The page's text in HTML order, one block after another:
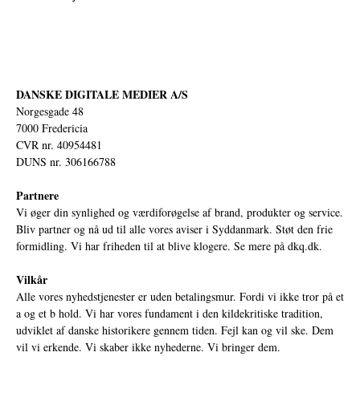
DANSKE DIGITALE MEDIER A/S
Norgesgade 48
7000 Fredericia
CVR nr. 40954481
DUNS nr. 306166788
Partnere
Vi øger din synlighed og værdiforøgelse af brand, produkter og service.
Bliv partner og nå ud til alle vores aviser i Syddanmark. Støt den frie
formidling. Vi har friheden til at blive klogere. Se mere på dkq.dk.
Vilkår
Alle vores nyhedstjenester er uden betalingsmur. Fordi vi ikke tror på et
a og et b hold. Vi har vores fundament i den kildekritiske tradition,
udviklet af danske historikere gennem tiden. Fejl kan og vil ske. Dem
vil vi erkende. Vi skaber ikke nyhederne. Vi bringer dem.